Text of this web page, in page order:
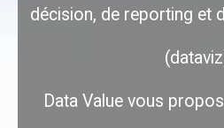
décision, de reporting et
Data Value vous